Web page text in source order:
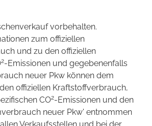
vorbehalten.
zum offiziellen
und zu den offiziellen
2-Emissionen und gegebenenfalls
neuer Pkw können dem
offiziellen Kraftstoffverbrauch,
CO2-Emissionen und den
neuer Pkw' entnommen